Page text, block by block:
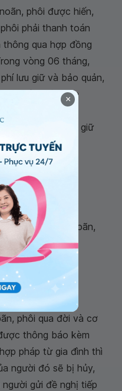
phôi được hiến,
phải thanh toán
thông qua hợp đồng
vòng 06 tháng,
lưu giữ và bảo quản,
quyền hủy tinh
gửi.
cầu việc gửi, lưu giữ
trị vô sinh với
tham gia.
lưu giữ cá
tinh trùng, hiến noãn,
hoặc phụ nữ độc
sau khi thụ tinh
công.
phôi qua đời và cơ
thông báo kèm
pháp từ gia đình thì
người đó sẽ bị hủy,
gửi đề nghị tiếp
×